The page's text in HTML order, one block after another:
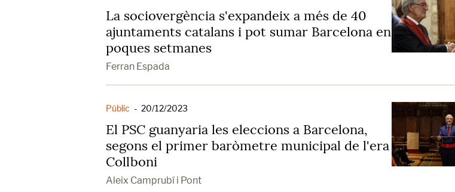
La sociovergència s'expandeix a més de 40
ajuntaments catalans i pot sumar Barcelona en
poques setmanes
Ferran Espada
Públic - 20/12/2023
El PSC guanyaria les eleccions a Barcelona,
segons el primer baròmetre municipal de l'era
Collboni
Aleix Camprubí i Pont